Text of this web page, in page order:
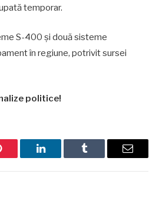
temporar.
S-400 și două sisteme
în regiune, potrivit sursei
politice!
LinkedIn Tumblr Email